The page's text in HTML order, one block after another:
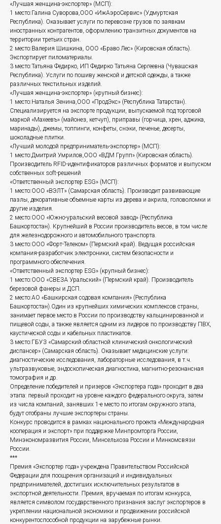
«Лучшая женщина-экспортер» (МСП):
1 место:Галина Суворова,ООО «ИжАэроСервис» (Удмуртская
Республика). Оказывает услуги по перевозке грузов по заявкам
иностранных контрагентов, оформлению транзитных документов на
территории третьих стран.
2 место:Валерия Шишкина, ООО «Браво Лес» (Кировская область).
Экспортирует пиломатериалы.
3 место:Татьяна Федирко, ИП Федирко Татьяна Сергеевна (Чувашская
Республика). Услуги по пошиву женской и детской одежды, а также
различных текстильных изделий.
«Лучшая женщина-экспортер» (крупный бизнес):
1 место:Наталья Зенина,ООО «ПродЭкс» (Республика Татарстан).
Специализируется на экспорте продукции, выпускаемой под торговой
маркой «Махеевъ» (майонез, кетчуп), приправы (горчица, хрен, аджика,
маринады), джемы, топпинги, конфеты, снэки, печенье, десерты,
шоколадные плитки.
«Лучший молодой предприниматель-экспортер» (МСП):
1 место:Дмитрий Умрилов,ООО «ВДМ Групп» (Кировская область).
Производитель RFID-идентификаторов различных форматов и выпуском
собственных soft-решений
«Ответственный экспортер ESG» (МСП):
1 место:ООО «ВЭЛТ» (Самарская область). Производит развивающие
пазлы, декоративные объемные карты из дерева и акрила, головоломки и
другие изделия.
2 место:ООО «Южно-уральский весовой завод» (Республика
Башкортостан). Крупнейший в России производитель весов, в том числе
для железнодорожного и автомобильного транспорта.
3 место:ООО «Форт-Телеком» (Пермский край). Ведущая российская
компания-разработчик электроники, систем безопасности и
программного обеспечения.
«Ответственный экспортер ESG» (крупный бизнес):
1 место:ООО «СВЕЗА Уральский» (Пермский край). Производитель
березовой фанеры и ДСП.
2 место:АО «Башкирская содовая компания» (Республика
Башкортостан).Один из крупнейших химических комплексов страны,
занимает первое место в России по производству кальцинированной и
пищевой соды, а также является одним из лидеров по производству ПВХ,
каустической соды и кабельных пластикатов.
3 место:ГБУЗ «Самарский областной клинический онкологический
диспансер» (Самарская область). Оказывает медицинские услуги:
диагностические исследования, лабораторные исследования, в т.ч.
ультразвуковые, эндоскопическая диагностика, магнитно-резонансная
томография и др.
Определение победителей и призеров «Экспортера года» проходит в два
этапа: первый проходит на уровне каждого федерального округа, затем
из числа компаний, занявших 1-е место по итогам окружного этапа,
будут отобраны лучшие экспортеры страны.
Конкурс проводится в рамках национального проекта «Международная
кооперация и экспорт» при поддержке Минпромторга России,
Минэкономразвития России, Минсельхоза России и Минкомсвязи
России.
***
Премия «Экспортер года» учреждена Правительством Российской
Федерации для поощрения организаций и индивидуальных
предпринимателей, достигших исключительных результатов в
экспортной деятельности. Премия, вручаемая по итогам конкурса,
является символом государственного признания заслуг экспортеров в
укреплении национальной экономики и продвижении российской
конкурентоспособной продукции на зарубежные рынки.